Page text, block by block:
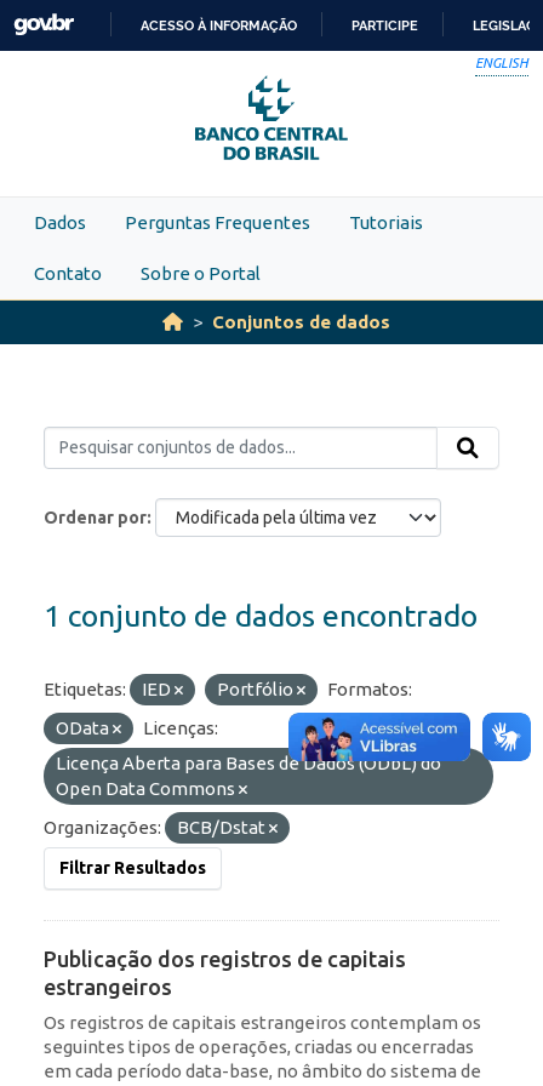
Skip to main content
PARA
O
CONTEÚDO
ACESSO À INFORMAÇÃO PARTICIPE
ENGLISH
Dados Perguntas Frequentes Tutoriais
Contato Sobre o Portal
Conjuntos de dados
Ordenar por
1 conjunto de dados encontrado
Etiquetas: IED Portfólio
Formatos:
OData
Licenças:
Licença Aberta para Bases de Dados (ODbL) do
Open Data Commons
Organizações:
BCB/Dstat
Filtrar Resultados
Publicação dos registros de capitais
estrangeiros
Os registros de capitais estrangeiros contemplam os
seguintes tipos de operações, criadas ou encerradas
em cada período data-base, no âmbito do sistema de